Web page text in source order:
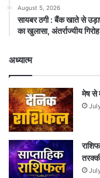
August 5, 2026
सायबर ठगी : बैंक खाते से
का खुलासा, अंतर्राज्यीय
अध्यात्म
मेष से